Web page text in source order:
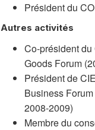
Président du
Autres activités
Co-président
Goods Forum
Président de
Business
2008-2009)
Membre du